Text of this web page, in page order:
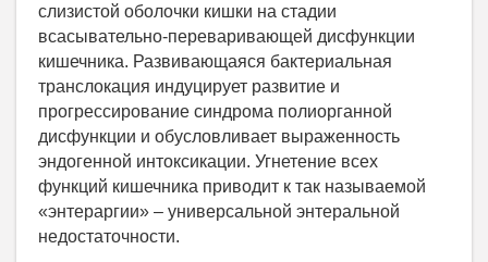
слизистой оболочки кишки на стадии
всасывательно-переваривающей дисфункции
кишечника. Развивающаяся бактериальная
транслокация индуцирует развитие и
прогрессирование синдрома полиорганной
дисфункции и обусловливает выраженность
эндогенной интоксикации. Угнетение всех
функций кишечника приводит к так называемой
«энтераргии» – универсальной энтеральной
недостаточности.